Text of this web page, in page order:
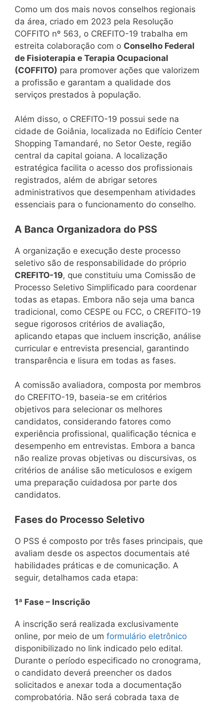
Como um dos mais novos conselhos regionais
da área, criado em 2023 pela Resolução
COFFITO nº 563, o CREFITO-19 trabalha em
estreita colaboração com o Conselho Federal
de Fisioterapia e Terapia Ocupacional
(COFFITO) para promover ações que valorizem
a profissão e garantam a qualidade dos
serviços prestados à população.
Além disso, o CREFITO-19 possui sede na
cidade de Goiânia, localizada no Edifício Center
Shopping Tamandaré, no Setor Oeste, região
central da capital goiana. A localização
estratégica facilita o acesso dos profissionais
registrados, além de abrigar setores
administrativos que desempenham atividades
essenciais para o funcionamento do conselho.
A Banca Organizadora do PSS
A organização e execução deste processo
seletivo são de responsabilidade do próprio
CREFITO-19, que constituiu uma Comissão de
Processo Seletivo Simplificado para coordenar
todas as etapas. Embora não seja uma banca
tradicional, como CESPE ou FCC, o CREFITO-19
segue rigorosos critérios de avaliação,
aplicando etapas que incluem inscrição, análise
curricular e entrevista presencial, garantindo
transparência e lisura em todas as fases.
A comissão avaliadora, composta por membros
do CREFITO-19, baseia-se em critérios
objetivos para selecionar os melhores
candidatos, considerando fatores como
experiência profissional, qualificação técnica e
desempenho em entrevistas. Embora a banca
não realize provas objetivas ou discursivas, os
critérios de análise são meticulosos e exigem
uma preparação cuidadosa por parte dos
candidatos.
Fases do Processo Seletivo
O PSS é composto por três fases principais, que
avaliam desde os aspectos documentais até
habilidades práticas e de comunicação. A
seguir, detalhamos cada etapa:
1ª Fase – Inscrição
A inscrição será realizada exclusivamente
online, por meio de um formulário eletrônico
disponibilizado no link indicado pelo edital.
Durante o período especificado no cronograma,
o candidato deverá preencher os dados
solicitados e anexar toda a documentação
comprobatória. Não será cobrada taxa de